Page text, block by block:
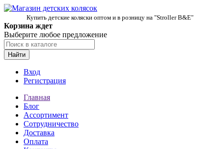
Купить детские коляски оптом и в розницу на "Stroller B&E"
Корзина ждет
Выберите любое предложение
Найти
Вход
Регистрация
Главная
Блог
Ассортимент
Сотрудничество
Доставка
Оплата